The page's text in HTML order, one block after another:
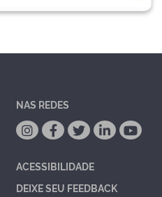
NAS REDES
ACESSIBILIDADE
DEIXE SEU FEEDBACK